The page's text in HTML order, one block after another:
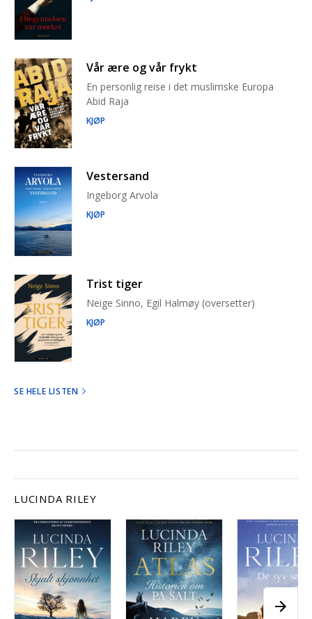
Vår ære og vår frykt
En personlig reise i det muslimske Europa
Abid Raja
KJØP
Vestersand
Ingeborg Arvola
KJØP
Trist tiger
Neige Sinno, Egil Halmøy (oversetter)
KJØP
SE HELE LISTEN
LUCINDA RILEY